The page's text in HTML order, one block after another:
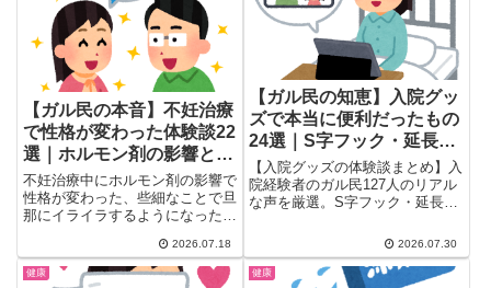
【ガル民の本音】不妊治療
で性格が変わった体験談22
選｜ホルモン剤の影響と夫
婦仲を守るコツ
不妊治療中にホルモン剤の影響で
性格が変わった、些細なことで旦
那にイライラするようになった…
しました。夫婦仲を守るための工
夫や、治療をやめた後に気持ちが
2026.07.18
【ガル民の知恵】入院グッ
ズで本当に便利だったもの
24選｜S字フック・延長コ
ード・耳栓の体験談
【入院グッズの体験談まとめ】入
院経験者のガル民127人のリアル
な声を厳選。S字フック・延長コ
利だったものから、紙パンツ・の
ど飴の賛否まで、検索しても出て
こないリアルな持ち物リストを
2026.07.30
健康 健康